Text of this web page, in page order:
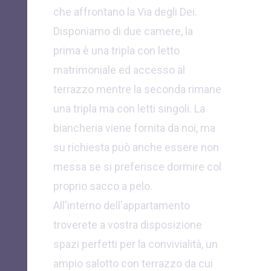
che affrontano la Via degli Dei.
Disponiamo di due camere, la
prima è una tripla con letto
matrimoniale ed accesso al
terrazzo mentre la seconda rimane
una tripla ma con letti singoli. La
biancheria viene fornita da noi, ma
su richiesta può anche essere non
messa se si preferisce dormire col
proprio sacco a pelo.
All'interno dell'appartamento
troverete a vostra disposizione
spazi perfetti per la convivialità, un
ampio salotto con terrazzo da cui